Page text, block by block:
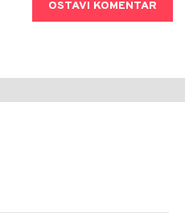
OSTAVI KOMENTAR